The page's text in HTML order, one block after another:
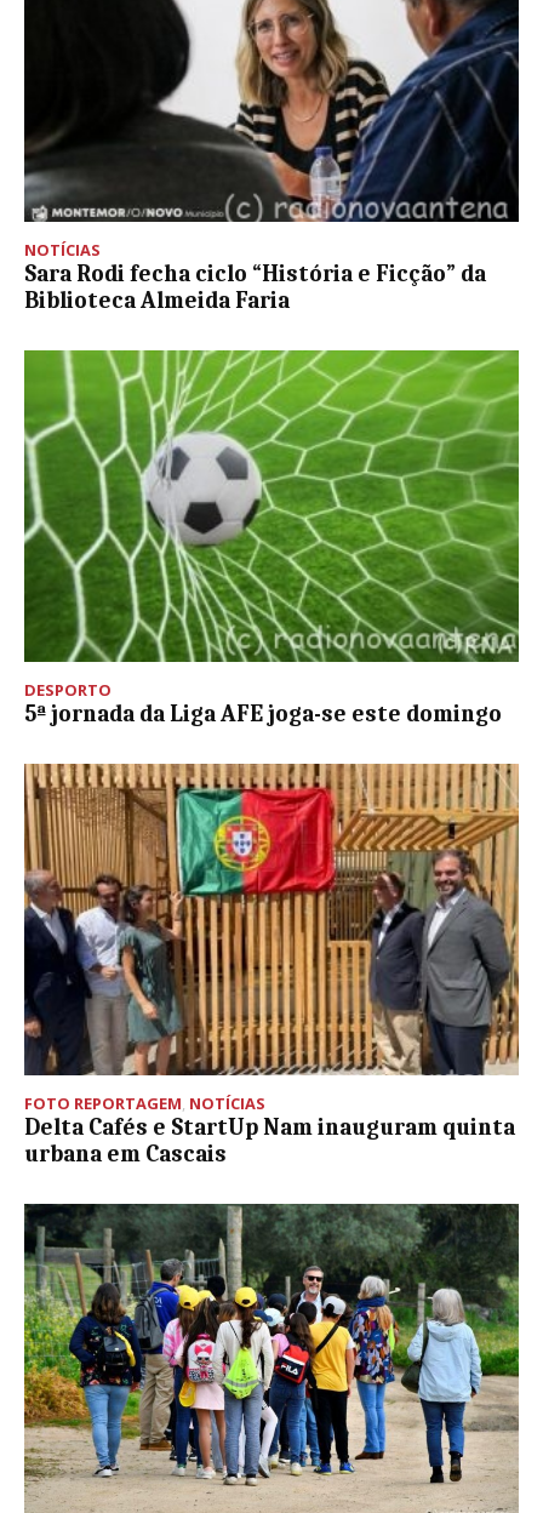
NOTÍCIAS
Sara Rodi fecha ciclo “História e Ficção” da
Biblioteca Almeida Faria
DESPORTO
5ª jornada da Liga AFE joga-se este domingo
FOTO REPORTAGEM, NOTÍCIAS
Delta Cafés e StartUp Nam inauguram quinta
urbana em Cascais